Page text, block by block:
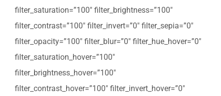
filter_saturation=”100″ filter_brightness=”100″
filter_contrast=”100″ filter_invert=”0″ filter_sepia=”0″
filter_opacity=”100″ filter_blur=”0″ filter_hue_hover=”0″
filter_saturation_hover=”100″
filter_brightness_hover=”100″
filter_contrast_hover=”100″ filter_invert_hover=”0″